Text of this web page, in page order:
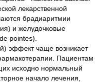
лекарственной
брадиаритмии
и желудочковые
pointes).
эффект чаще возникает
Пациентам
исходно нормальный
начало лечения,